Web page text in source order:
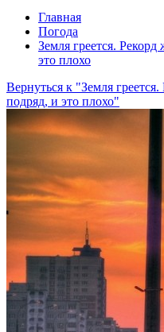
Главная
Погода
Земля греется.
это плохо
Вернуться к "Земля
подряд, и это плохо"